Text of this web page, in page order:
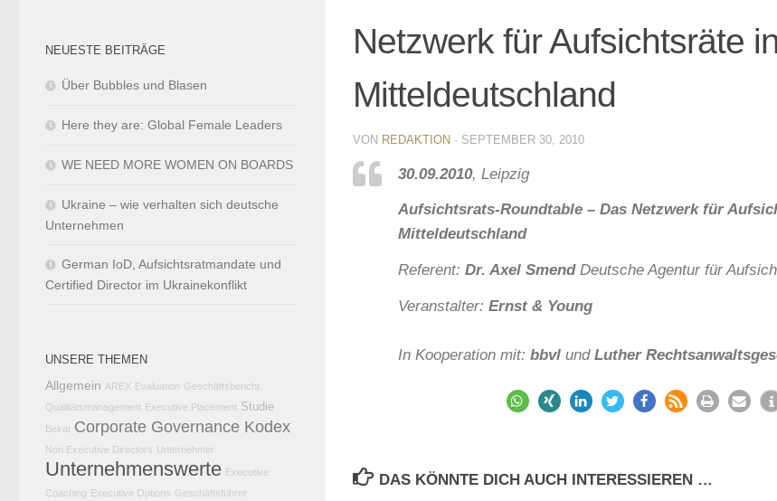
Netzwerk für Aufsichtsräte
Mitteldeutschland
VON REDAKTION · SEPTEMBER 30, 2010
30.09.2010, Leipzig
Aufsichtsrats-Roundtable – Das Netzwerk für
Mitteldeutschland
Referent: Dr. Axel Smend Deutsche Agentur für
Veranstalter: Ernst & Young
In Kooperation mit: bbvl und Luther
DAS KÖNNTE DICH AUCH INTERESSIEREN …
NEUESTE BEITRÄGE
Über Bubbles und Blasen
Here they are: Global Female Leaders
WE NEED MORE WOMEN ON BOARDS
Ukraine – wie verhalten sich deutsche
Unternehmen
German IoD, Aufsichtsratmandate und
Certified Director im Ukrainekonflikt
UNSERE THEMEN
Allgemein AREX Evaluation Geschäftsbericht
Qualitätsmanagement Executive Placement Studie
Beirat Corporate Governance Kodex
Non Executive Directors Unternehmer
Unternehmenswerte Executive
Coaching Executive Options Geschäftsführer